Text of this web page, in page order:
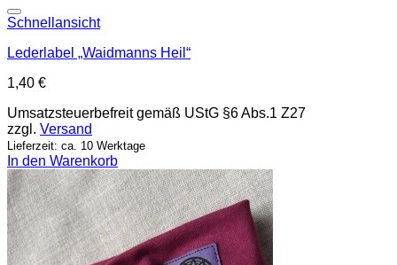
Schnellansicht
Lederlabel „Waidmanns Heil“
1,40 €
Umsatzsteuerbefreit gemäß UStG §6 Abs.1 Z27
zzgl. Versand
Lieferzeit: ca. 10 Werktage
In den Warenkorb